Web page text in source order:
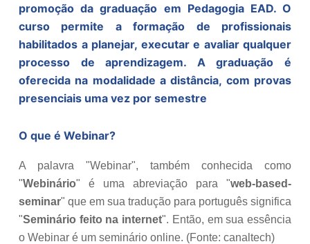
promoção da graduação em Pedagogia EAD. O
curso permite a formação de profissionais
habilitados a planejar, executar e avaliar qualquer
processo de aprendizagem. A graduação é
oferecida na modalidade a distância, com provas
presenciais uma vez por semestre
O que é Webinar?
A palavra "Webinar", também conhecida como
"Webinário" é uma abreviação para "web-based-
seminar" que em sua tradução para português significa
"Seminário feito na internet". Então, em sua essência
o Webinar é um seminário online. (Fonte: canaltech)